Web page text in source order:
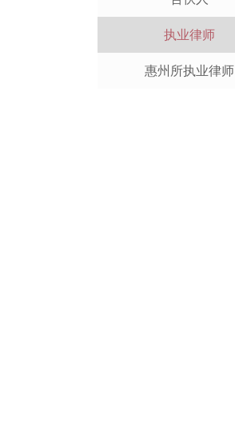
执业律师
惠州所执业律师